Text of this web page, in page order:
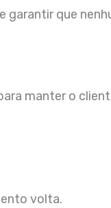
garantir que
manter o
volta.